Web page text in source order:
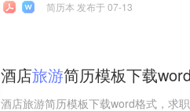
简历本 发布于 07-13
酒店旅游简历模板下载
酒店旅游简历模板下载word格式，求